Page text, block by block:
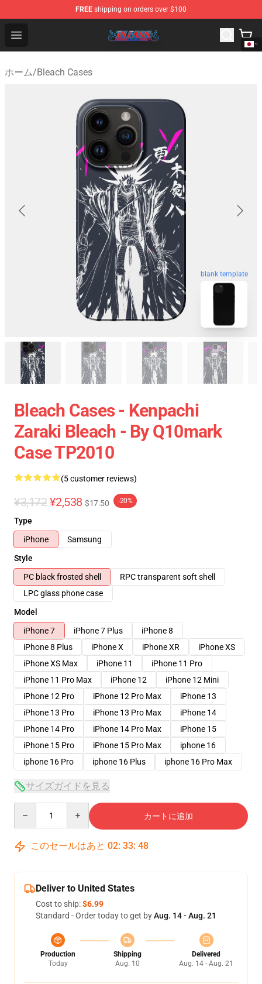
FREE shipping on orders over $100
Open menu
Bleach Store - Official Bleach Merchandise Shop
ホーム/Bleach Cases
blank template
Bleach Cases - Kenpachi
Zaraki Bleach - By Q10mark
Case TP2010
(5 customer reviews)
¥3,172 ¥2,538 $17.50 -20%
Type
iPhone
Samsung
Style
PC black frosted shell
RPC transparent soft shell
LPC glass phone case
Model
iPhone 7
iPhone 7 Plus
iPhone 8
iPhone 8 Plus
iPhone X iPhone XR
iPhone XS
iPhone XS Max
iPhone 11
iPhone 11 Pro
iPhone 11 Pro Max
iPhone 12
iPhone 12 Mini
iPhone 12 Pro
iPhone 12 Pro Max
iPhone 13
iPhone 13 Pro
iPhone 13 Pro Max
iPhone 14
iPhone 14 Pro
iPhone 14 Pro Max
iPhone 15
iPhone 15 Pro
iPhone 15 Pro Max
iphone 16
iphone 16 Pro
iphone 16 Plus iphone 16 Pro Max
サイズガイドを見る
カートに追加
このセールはあと 02: 33: 47
Deliver to United States
Cost to ship:$6.99
Standard - Order today to get byAug. 14 - Aug. 21
Production
Today
Shipping
Aug. 10
Delivered
Aug. 14 - Aug. 21